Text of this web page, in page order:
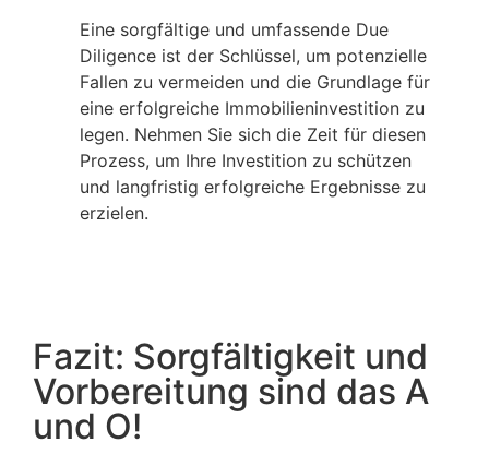
Eine sorgfältige und umfassende Due
Diligence ist der Schlüssel, um potenzielle
Fallen zu vermeiden und die Grundlage für
eine erfolgreiche Immobilieninvestition zu
legen. Nehmen Sie sich die Zeit für diesen
Prozess, um Ihre Investition zu schützen
und langfristig erfolgreiche Ergebnisse zu
erzielen.
Fazit: Sorgfältigkeit und
Vorbereitung sind das A
und O!